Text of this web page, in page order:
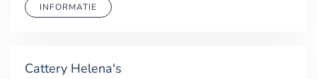
INFORMATIE
Cattery Helena's